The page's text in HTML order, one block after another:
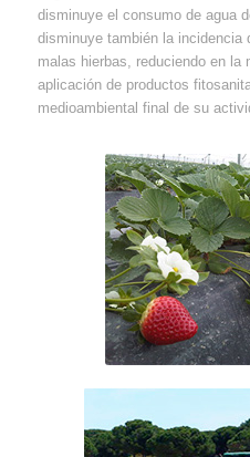
disminuye el consumo de agua
disminuye también la incidencia
malas hierbas, reduciendo en la
aplicación de productos
medioambiental final de su